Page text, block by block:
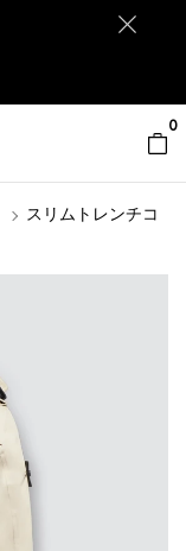
0
スリムトレンチコ